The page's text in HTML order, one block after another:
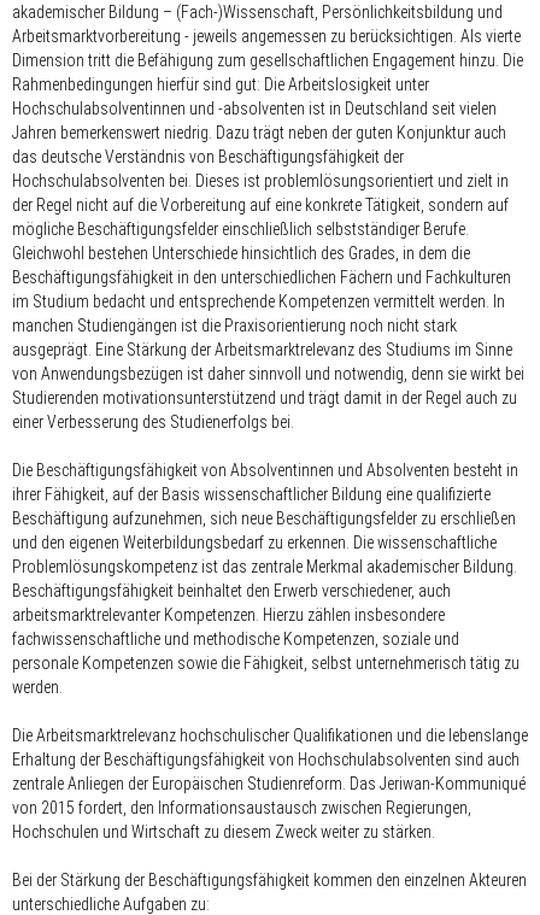
akademischer Bildung – (Fach-)Wissenschaft, Persönlichkeitsbildung und
Arbeitsmarktvorbereitung - jeweils angemessen zu berücksichtigen. Als vierte
Dimension tritt die Befähigung zum gesellschaftlichen Engagement hinzu. Die
Rahmenbedingungen hierfür sind gut: Die Arbeitslosigkeit unter
Hochschulabsolventinnen und -absolventen ist in Deutschland seit vielen
Jahren bemerkenswert niedrig. Dazu trägt neben der guten Konjunktur auch
das deutsche Verständnis von Beschäftigungsfähigkeit der
Hochschulabsolventen bei. Dieses ist problemlösungsorientiert und zielt in
der Regel nicht auf die Vorbereitung auf eine konkrete Tätigkeit, sondern auf
mögliche Beschäftigungsfelder einschließlich selbstständiger Berufe.
Gleichwohl bestehen Unterschiede hinsichtlich des Grades, in dem die
Beschäftigungsfähigkeit in den unterschiedlichen Fächern und Fachkulturen
im Studium bedacht und entsprechende Kompetenzen vermittelt werden. In
manchen Studiengängen ist die Praxisorientierung noch nicht stark
ausgeprägt. Eine Stärkung der Arbeitsmarktrelevanz des Studiums im Sinne
von Anwendungsbezügen ist daher sinnvoll und notwendig, denn sie wirkt bei
Studierenden motivationsunterstützend und trägt damit in der Regel auch zu
einer Verbesserung des Studienerfolgs bei.
Die Beschäftigungsfähigkeit von Absolventinnen und Absolventen besteht in
ihrer Fähigkeit, auf der Basis wissenschaftlicher Bildung eine qualifizierte
Beschäftigung aufzunehmen, sich neue Beschäftigungsfelder zu erschließen
und den eigenen Weiterbildungsbedarf zu erkennen. Die wissenschaftliche
Problemlösungskompetenz ist das zentrale Merkmal akademischer Bildung.
Beschäftigungsfähigkeit beinhaltet den Erwerb verschiedener, auch
arbeitsmarktrelevanter Kompetenzen. Hierzu zählen insbesondere
fachwissenschaftliche und methodische Kompetenzen, soziale und
personale Kompetenzen sowie die Fähigkeit, selbst unternehmerisch tätig zu
werden.
Die Arbeitsmarktrelevanz hochschulischer Qualifikationen und die lebenslange
Erhaltung der Beschäftigungsfähigkeit von Hochschulabsolventen sind auch
zentrale Anliegen der Europäischen Studienreform. Das Jeriwan-Kommuniqué
von 2015 fordert, den Informationsaustausch zwischen Regierungen,
Hochschulen und Wirtschaft zu diesem Zweck weiter zu stärken.
Bei der Stärkung der Beschäftigungsfähigkeit kommen den einzelnen Akteuren
unterschiedliche Aufgaben zu: